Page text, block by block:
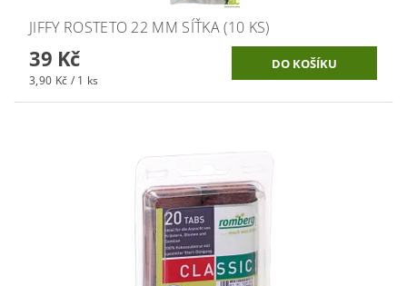
JIFFY ROSTETO 22 MM SÍŤKA (10 KS)
39 Kč
3,90 Kč / 1 ks